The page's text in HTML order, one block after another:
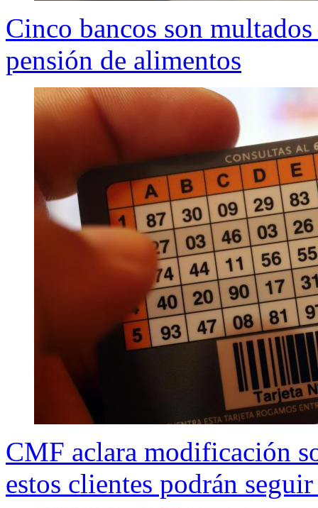
Cinco bancos son
pensión de alimentos
CMF aclara modificación
estos clientes podrán